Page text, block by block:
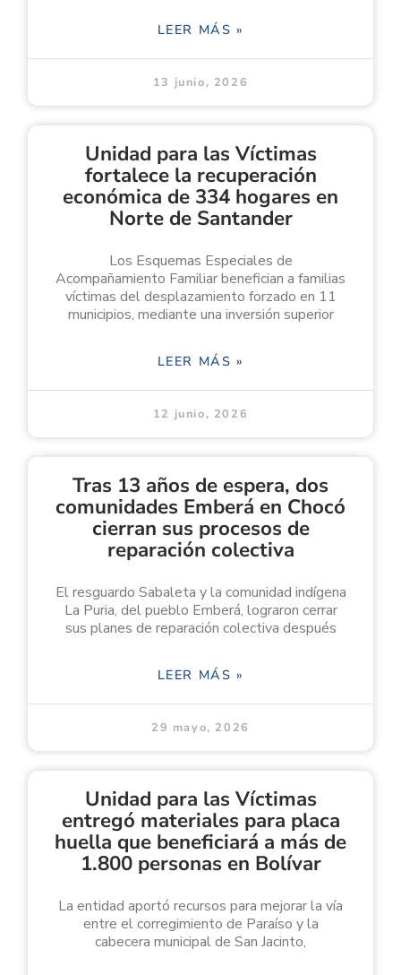
LEER MÁS »
13 junio, 2026
Unidad para las Víctimas
fortalece la recuperación
económica de 334 hogares en
Norte de Santander
Los Esquemas Especiales de
Acompañamiento Familiar benefician a familias
víctimas del desplazamiento forzado en 11
municipios, mediante una inversión superior
LEER MÁS »
12 junio, 2026
Tras 13 años de espera, dos
comunidades Emberá en Chocó
cierran sus procesos de
reparación colectiva
El resguardo Sabaleta y la comunidad indígena
La Puria, del pueblo Emberá, lograron cerrar
sus planes de reparación colectiva después
LEER MÁS »
29 mayo, 2026
Unidad para las Víctimas
entregó materiales para placa
huella que beneficiará a más de
1.800 personas en Bolívar
La entidad aportó recursos para mejorar la vía
entre el corregimiento de Paraíso y la
cabecera municipal de San Jacinto,